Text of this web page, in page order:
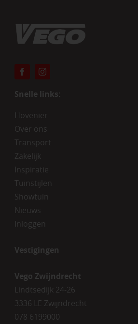
Snelle links:
Hovenier
Over ons
Transport
Zakelijk
Inspiratie
Tuinstijlen
Showtuin
Nieuws
Inloggen
Vestigingen
Vego Zwijndrecht
Lindtsedijk 24-26
3336 LE Zwijndrecht
078 6199000